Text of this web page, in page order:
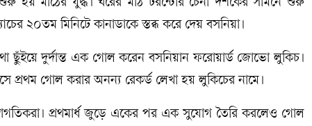
হয় মাঠের যুদ্ধ। ঘরের মাঠ টরন্টোর চেনা দর্শকের সামনে শুরু
২০তম মিনিটে কানাডাকে স্তব্ধ করে দেয় বসনিয়া।
ছুঁইয়ে দুর্দান্ত এক গোল করেন বসনিয়ান ফরোয়ার্ড জোভো লুকিচ।
প্রথম গোল করার অনন্য রেকর্ড লেখা হয় লুকিচের নামে।
প্রথমার্ধ জুড়ে একের পর এক সুযোগ তৈরি করলেও গোল